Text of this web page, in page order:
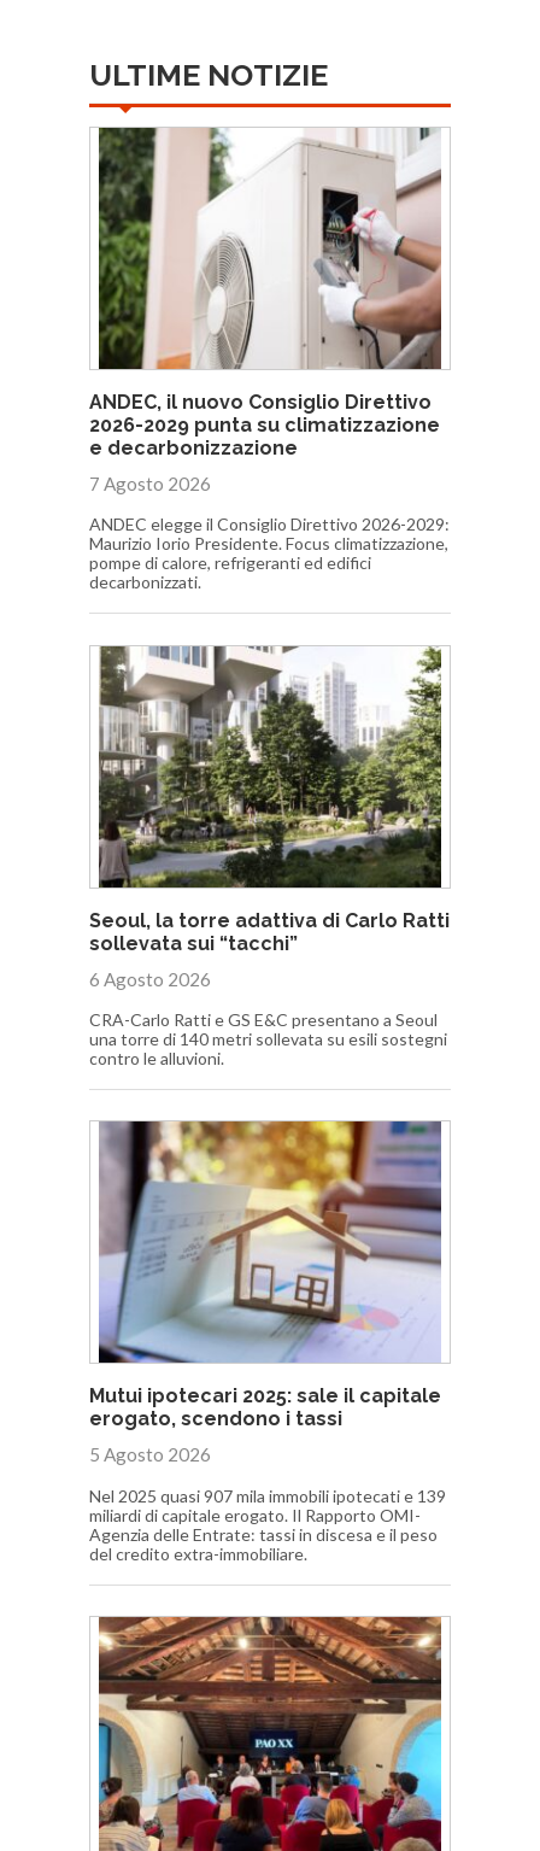
ULTIME NOTIZIE
ANDEC, il nuovo Consiglio Direttivo
2026-2029 punta su climatizzazione
e decarbonizzazione
7 Agosto 2026
ANDEC elegge il Consiglio Direttivo 2026-2029:
Maurizio Iorio Presidente. Focus climatizzazione,
pompe di calore, refrigeranti ed edifici
decarbonizzati.
Seoul, la torre adattiva di Carlo Ratti
sollevata sui “tacchi”
6 Agosto 2026
CRA-Carlo Ratti e GS E&C presentano a Seoul
una torre di 140 metri sollevata su esili sostegni
contro le alluvioni.
Mutui ipotecari 2025: sale il capitale
erogato, scendono i tassi
5 Agosto 2026
Nel 2025 quasi 907 mila immobili ipotecati e 139
miliardi di capitale erogato. Il Rapporto OMI-
Agenzia delle Entrate: tassi in discesa e il peso
del credito extra-immobiliare.